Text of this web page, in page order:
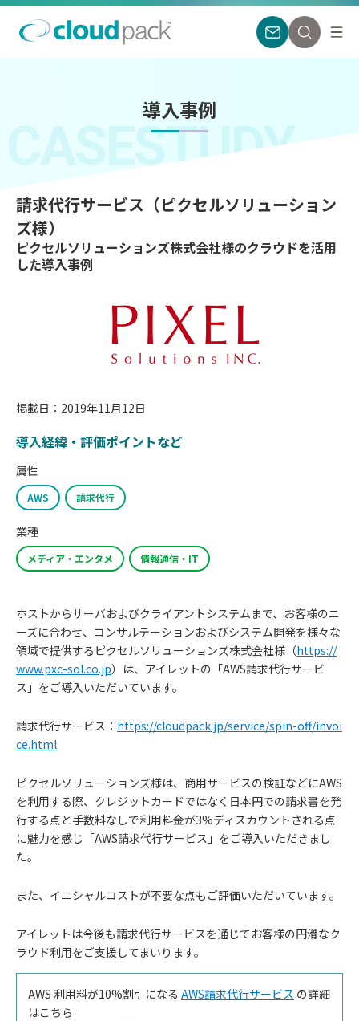
導入事例
CASESTUDY
請求代行サービス（ピクセルソリューション
ズ様）
ピクセルソリューションズ株式会社様のクラウドを活用
した導入事例
掲載日：2019年11月12日
導入経緯・評価ポイントなど
属性
AWS 請求代行
業種
メディア・エンタメ 情報通信・IT
ホストからサーバおよびクライアントシステムまで、お客様のニ
ーズに合わせ、コンサルテーションおよびシステム開発を様々な
領域で提供するピクセルソリューションズ株式会社様（https://
www.pxc-sol.co.jp）は、アイレットの「AWS請求代行サービ
ス」をご導入いただいています。
請求代行サービス： https://cloudpack.jp/service/spin-off/invoi
ce.html
ピクセルソリューションズ様は、商用サービスの検証などにAWS
を利用する際、クレジットカードではなく日本円での請求書を発
行する点と手数料なしで利用料金が3%ディスカウントされる点
に魅力を感じ「AWS請求代行サービス」をご導入いただきまし
た。
また、イニシャルコストが不要な点もご評価いただいています。
アイレットは今後も請求代行サービスを通じてお客様の円滑なク
ラウド利用をご支援してまいります。
AWS 利用料が10%割引になる AWS請求代行サービス の詳細
はこちら